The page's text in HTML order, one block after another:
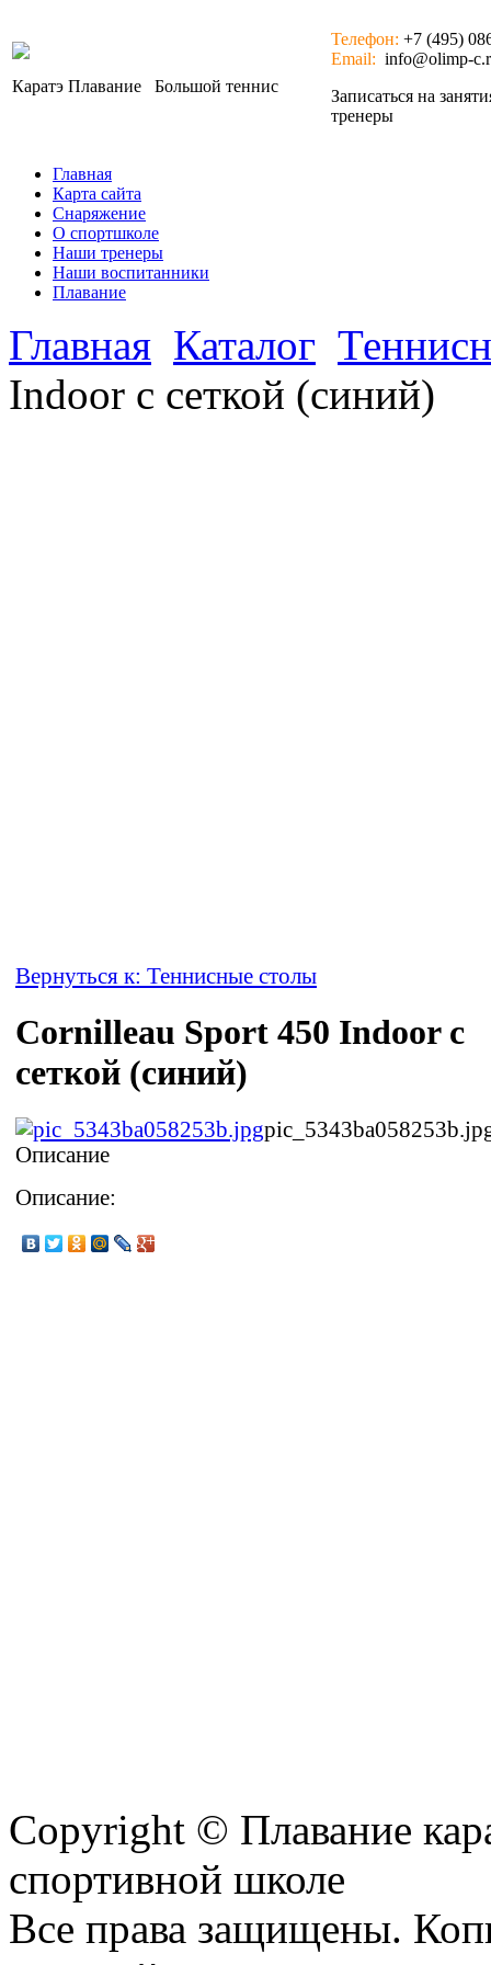
Каратэ Плавание Большой теннис
Телефон: +7 (495)
Email: info@olimp-
Записаться на
тренеры
Главная
Карта сайта
Снаряжение
О спортшколе
Наши тренеры
Наши воспитанники
Плавание
Главная Каталог
Indoor с сеткой (синий)
Вернуться к: Теннисные столы
Cornilleau Sport 450 Indoor с
сеткой (синий)
Описание
Описание:
Copyright © Плавание
спортивной школе
Все права защищены.